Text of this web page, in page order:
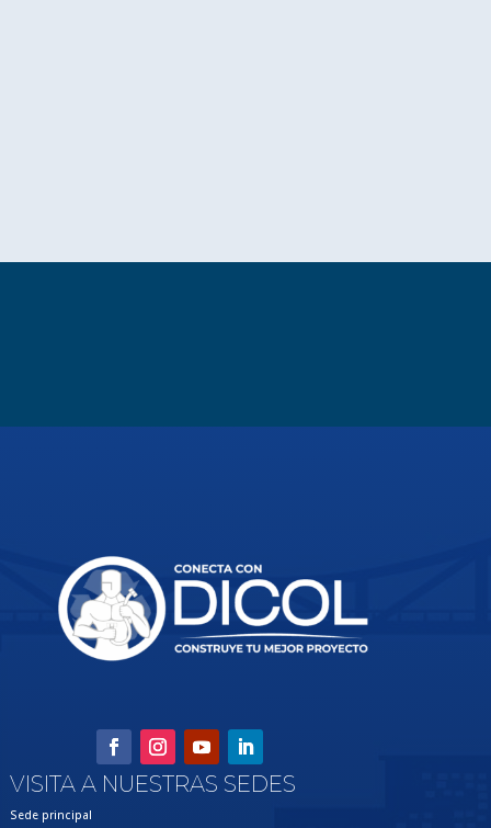
VISITA A NUESTRAS SEDES
Sede principal